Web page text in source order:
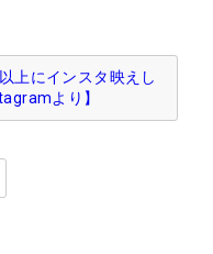
上にインスタ映えし
より】